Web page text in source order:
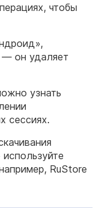
чтобы
— он удаляет
узнать
сессиях.
RuStore